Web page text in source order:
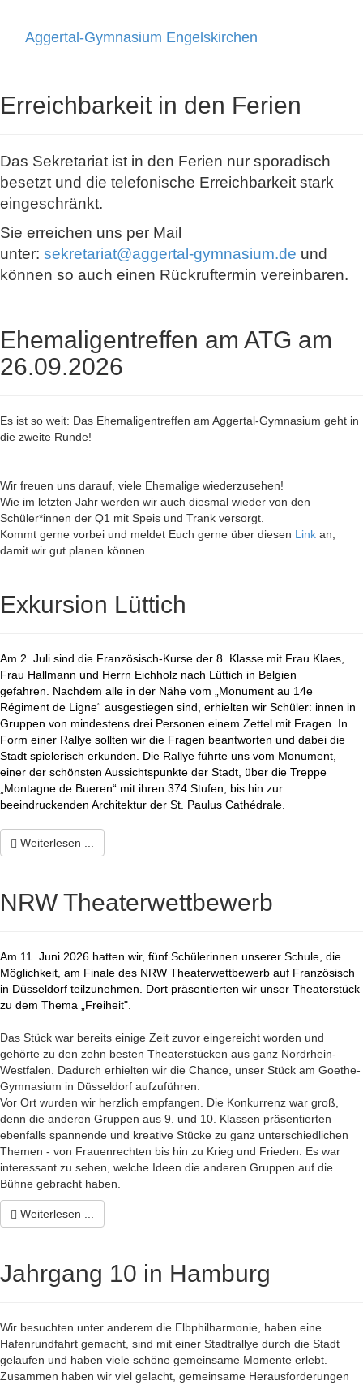
Aggertal-Gymnasium Engelskirchen
Erreichbarkeit in den Ferien
Das Sekretariat ist in den Ferien nur sporadisch
besetzt und die telefonische Erreichbarkeit stark
eingeschränkt.
Sie erreichen uns per Mail
unter: sekretariat@aggertal-gymnasium.de und
können so auch einen Rückruftermin vereinbaren.
Ehemaligentreffen am ATG am
26.09.2026
Es ist so weit: Das Ehemaligentreffen am Aggertal-Gymnasium geht in
die zweite Runde!
Wir freuen uns darauf, viele Ehemalige wiederzusehen!
Wie im letzten Jahr werden wir auch diesmal wieder von den
Schüler*innen der Q1 mit Speis und Trank versorgt.
Kommt gerne vorbei und meldet Euch gerne über diesen Link an,
damit wir gut planen können.
Exkursion Lüttich
Am 2. Juli sind die Französisch-Kurse der 8. Klasse mit Frau Klaes,
Frau Hallmann und Herrn Eichholz nach Lüttich in Belgien
gefahren. Nachdem alle in der Nähe vom „Monument au 14e
Régiment de Ligne“ ausgestiegen sind, erhielten wir Schüler: innen in
Gruppen von mindestens drei Personen einem Zettel mit Fragen. In
Form einer Rallye sollten wir die Fragen beantworten und dabei die
Stadt spielerisch erkunden. Die Rallye führte uns vom Monument,
einer der schönsten Aussichtspunkte der Stadt, über die Treppe
„Montagne de Bueren“ mit ihren 374 Stufen, bis hin zur
beeindruckenden Architektur der St. Paulus Cathédrale.
Weiterlesen ...
NRW Theaterwettbewerb
Am 11. Juni 2026 hatten wir, fünf Schülerinnen unserer Schule, die
Möglichkeit, am Finale des NRW Theaterwettbewerb auf Französisch
in Düsseldorf teilzunehmen. Dort präsentierten wir unser Theaterstück
zu dem Thema „Freiheit".
Das Stück war bereits einige Zeit zuvor eingereicht worden und
gehörte zu den zehn besten Theaterstücken aus ganz Nordrhein-
Westfalen. Dadurch erhielten wir die Chance, unser Stück am Goethe-
Gymnasium in Düsseldorf aufzuführen.
Vor Ort wurden wir herzlich empfangen. Die Konkurrenz war groß,
denn die anderen Gruppen aus 9. und 10. Klassen präsentierten
ebenfalls spannende und kreative Stücke zu ganz unterschiedlichen
Themen - von Frauenrechten bis hin zu Krieg und Frieden. Es war
interessant zu sehen, welche Ideen die anderen Gruppen auf die
Bühne gebracht haben.
Weiterlesen ...
Jahrgang 10 in Hamburg
Wir besuchten unter anderem die Elbphilharmonie, haben eine
Hafenrundfahrt gemacht, sind mit einer Stadtrallye durch die Stadt
gelaufen und haben viele schöne gemeinsame Momente erlebt.
Zusammen haben wir viel gelacht, gemeinsame Herausforderungen